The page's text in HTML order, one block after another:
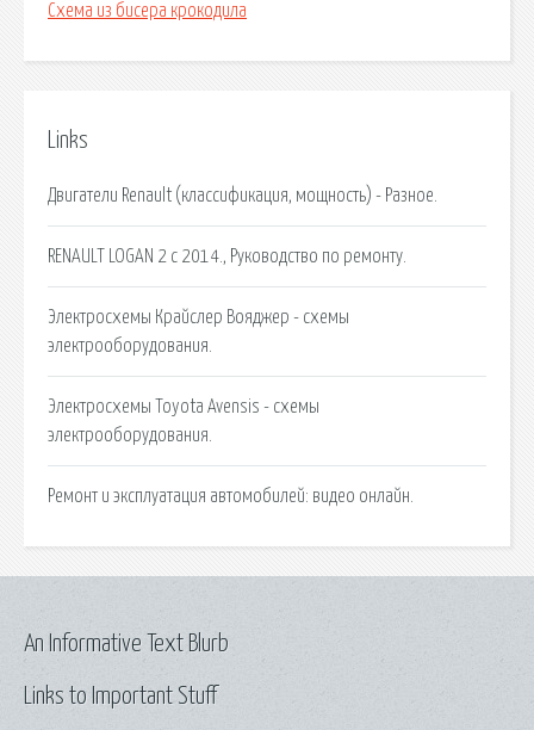
Схема из бисера крокодила
Links
Двигатели Renault (классификация, мощность) - Разное.
RENAULT LOGAN 2 с 2014., Руководство по ремонту.
Электросхемы Крайслер Вояджер - схемы
электрооборудования.
Электросхемы Toyota Avensis - схемы
электрооборудования.
Ремонт и эксплуатация автомобилей: видео онлайн.
Links to Important Stuff
An Informative Text Blurb